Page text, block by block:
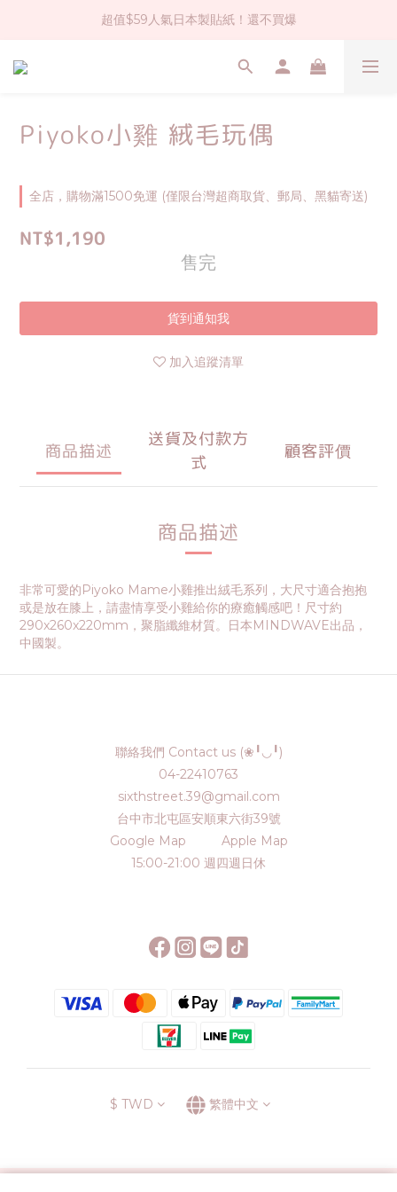
社群大人氣！各種有趣的打洞器
超值$59人氣日本製貼紙！還不買爆
全店$1500免運(台灣地區)
Piyoko小雞 絨毛玩偶
全店，購物滿1500免運 (僅限台灣超商取貨、郵局、黑貓寄送)
NT$1,190
售完
貨到通知我
加入追蹤清單
商品描述
送貨及付款方
式
顧客評價
商品描述
非常可愛的Piyoko Mame小雞推出絨毛系列，大尺寸適合抱抱
或是放在膝上，請盡情享受小雞給你的療癒觸感吧！尺寸約
290x260x220mm，聚脂纖維材質。日本MINDWAVE出品，
中國製。
聯絡我們 Contact us (❀╹◡╹)
04-22410763
sixthstreet.39@gmail.com
台中市北屯區安順東六街39號
Google Map
Apple Map
15:00-21:00 週四週日休
$ TWD 繁體中文